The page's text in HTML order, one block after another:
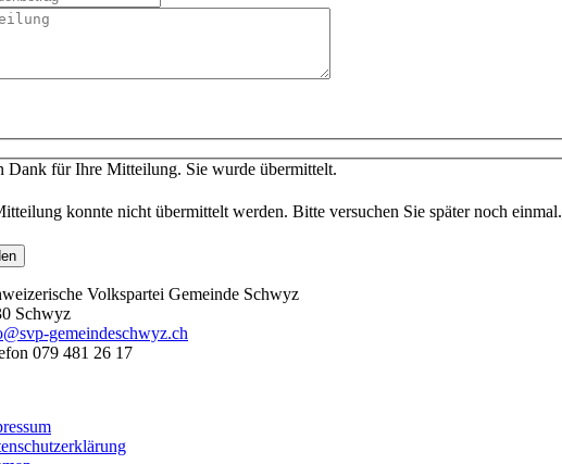
Dank für Ihre Mitteilung. Sie wurde übermittelt.
konnte nicht übermittelt werden. Bitte versuchen Sie später noch einmal.
Volkspartei Gemeinde Schwyz
Schwyz
gemeindeschwyz.ch
079 481 26 17